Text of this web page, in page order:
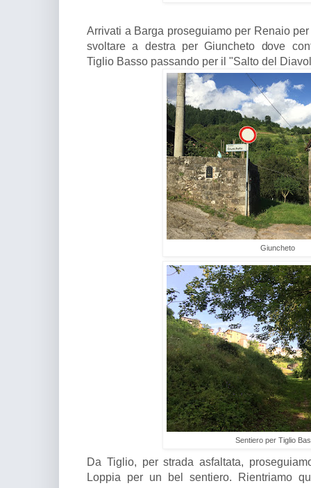
Arrivati a Barga proseguiamo per Renaio
svoltare a destra per Giuncheto dove
Tiglio Basso passando per il "Salto del
Giuncheto
Sentiero per Tiglio
Da Tiglio, per strada asfaltata,
Loppia per un bel sentiero. Rientriamo